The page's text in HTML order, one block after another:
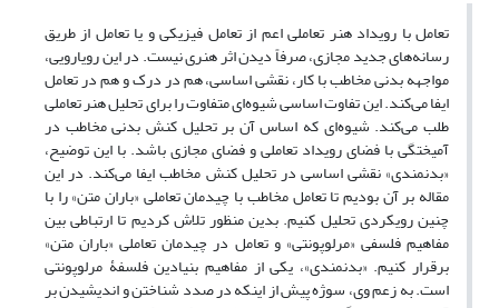
تعامل با رویداد هنر تعاملی اعم از تعامل فیزیکی و یا تعامل از طریق
رسانه‌های جدید مجازی، صرفاً دیدن اثر هنری نیست. در این رویارویی،
مواجهه بدنی مخاطب با کار، نقشی اساسی، هم در درک و هم در تعامل
ایفا می‌کند. این تفاوت اساسی شیوه‌ای متفاوت را برای تحلیل هنر تعاملی
طلب می‌کند. شیوه‌ای که اساس آن بر تحلیل کنش بدنی مخاطب در
آمیختگی با فضای رویداد تعاملی و فضای مجازی باشد. با این توضیح،
«بدنمندی» نقشی اساسی در تحلیل کنش مخاطب ایفا می‌کند. در این
مقاله بر آن بودیم تا تعامل مخاطب با چیدمان تعاملی «باران متن» را با
چنین رویکردی تحلیل کنیم. بدین منظور تلاش کردیم تا ارتباطی بین
مفاهیم فلسفی «مرلوپونتی» و تعامل در چیدمان تعاملی «باران متن»
برقرار کنیم. «بدنمندی»، یکی از مفاهیم بنیادین فلسفۀ مرلوپونتی
است. به زعم وی، سوژه پیش از اینکه در صدد شناختن و اندیشیدن بر